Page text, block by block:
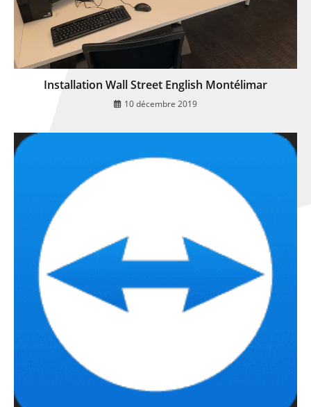
Installation Wall Street English Montélimar
10 décembre 2019